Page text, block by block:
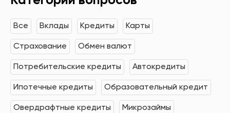
Все Вклады Кредиты Карты
Страхование Обмен валют
Потребительские кредиты Автокредиты
Ипотечные кредиты Образовательный кредит
Овердрафтные кредиты Микрозаймы